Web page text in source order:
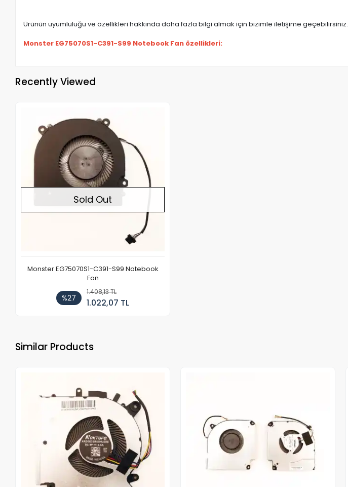
Ürünün uyumluluğu ve özellikleri hakkında daha fazla bilgi almak için bizimle iletişime geçebilirsiniz.
Monster EG75070S1-C391-S99 Notebook Fan özellikleri:
Recently Viewed
Sold Out
Monster EG75070S1-C391-S99 Notebook
Fan
%27
1.408,13 TL
1.022,07 TL
Similar Products